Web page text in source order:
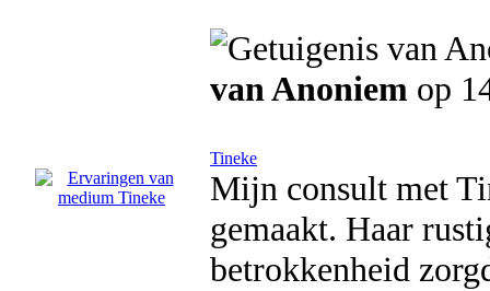
van Anoniem op
Tineke
Mijn consult met
gemaakt. Haar
betrokkenheid